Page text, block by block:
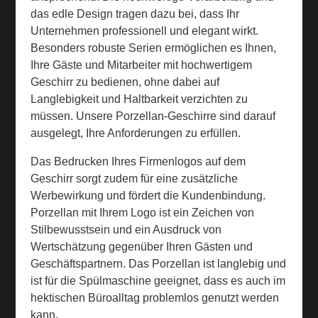
das edle Design tragen dazu bei, dass Ihr
Unternehmen professionell und elegant wirkt.
Besonders robuste Serien ermöglichen es Ihnen,
Ihre Gäste und Mitarbeiter mit hochwertigem
Geschirr zu bedienen, ohne dabei auf
Langlebigkeit und Haltbarkeit verzichten zu
müssen. Unsere Porzellan-Geschirre sind darauf
ausgelegt, Ihre Anforderungen zu erfüllen.
Das Bedrucken Ihres Firmenlogos auf dem
Geschirr sorgt zudem für eine zusätzliche
Werbewirkung und fördert die Kundenbindung.
Porzellan mit Ihrem Logo ist ein Zeichen von
Stilbewusstsein und ein Ausdruck von
Wertschätzung gegenüber Ihren Gästen und
Geschäftspartnern. Das Porzellan ist langlebig und
ist für die Spülmaschine geeignet, dass es auch im
hektischen Büroalltag problemlos genutzt werden
kann.